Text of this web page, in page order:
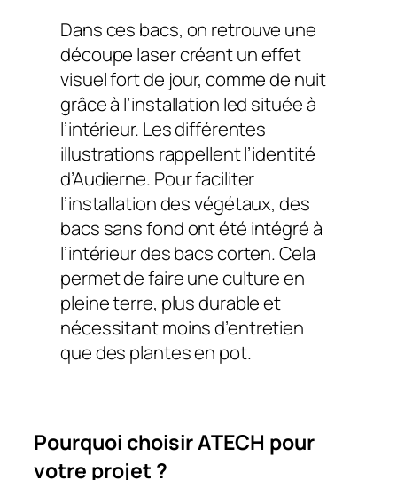
Dans ces bacs, on retrouve une
découpe laser créant un effet
visuel fort de jour, comme de nuit
grâce à l’installation led située à
l’intérieur. Les différentes
illustrations rappellent l’identité
d’Audierne. Pour faciliter
l’installation des végétaux, des
bacs sans fond ont été intégré à
l’intérieur des bacs corten. Cela
permet de faire une culture en
pleine terre, plus durable et
nécessitant moins d’entretien
que des plantes en pot.
Pourquoi choisir ATECH pour
votre projet ?